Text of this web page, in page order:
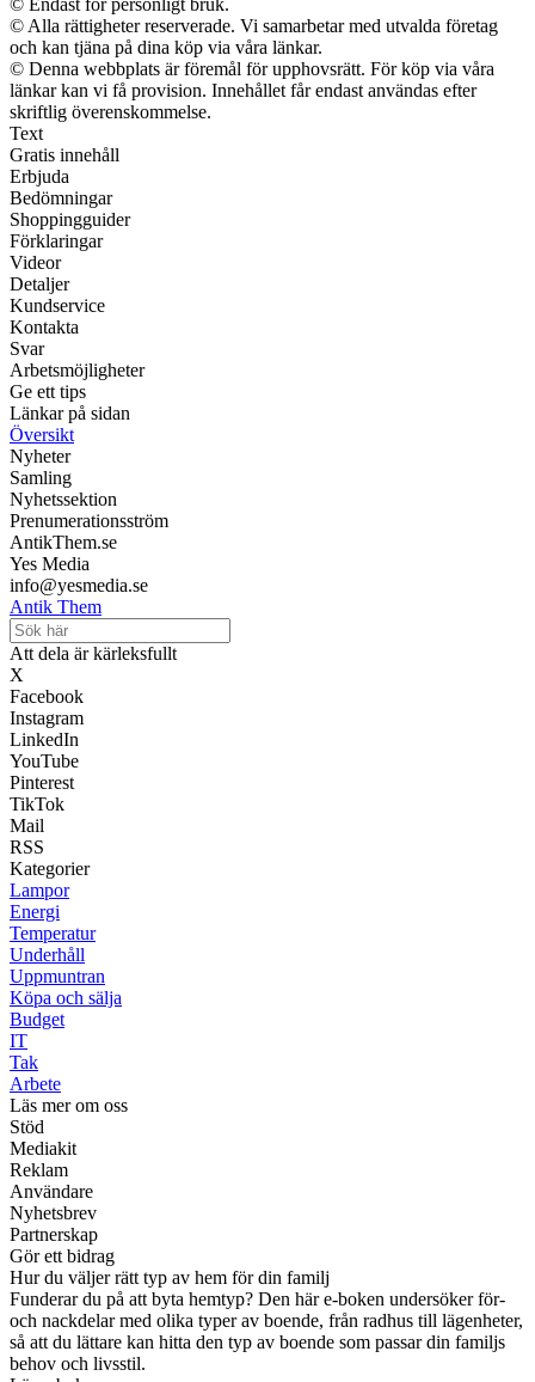
© Endast för personligt bruk.
© Alla rättigheter reserverade. Vi samarbetar med utvalda företag
och kan tjäna på dina köp via våra länkar.
© Denna webbplats är föremål för upphovsrätt. För köp via våra
länkar kan vi få provision. Innehållet får endast användas efter
skriftlig överenskommelse.
Text
Gratis innehåll
Erbjuda
Bedömningar
Shoppingguider
Förklaringar
Videor
Detaljer
Kundservice
Kontakta
Svar
Arbetsmöjligheter
Ge ett tips
Länkar på sidan
Översikt
Nyheter
Samling
Nyhetssektion
Prenumerationsström
AntikThem.se
Yes Media
info@yesmedia.se
Antik Them
Att dela är kärleksfullt
X
Facebook
Instagram
LinkedIn
YouTube
Pinterest
TikTok
Mail
RSS
Kategorier
Lampor
Energi
Temperatur
Underhåll
Uppmuntran
Köpa och sälja
Budget
IT
Tak
Arbete
Läs mer om oss
Stöd
Mediakit
Reklam
Användare
Nyhetsbrev
Partnerskap
Gör ett bidrag
Hur du väljer rätt typ av hem för din familj
Funderar du på att byta hemtyp? Den här e-boken undersöker för-
och nackdelar med olika typer av boende, från radhus till lägenheter,
så att du lättare kan hitta den typ av boende som passar din familjs
behov och livsstil.